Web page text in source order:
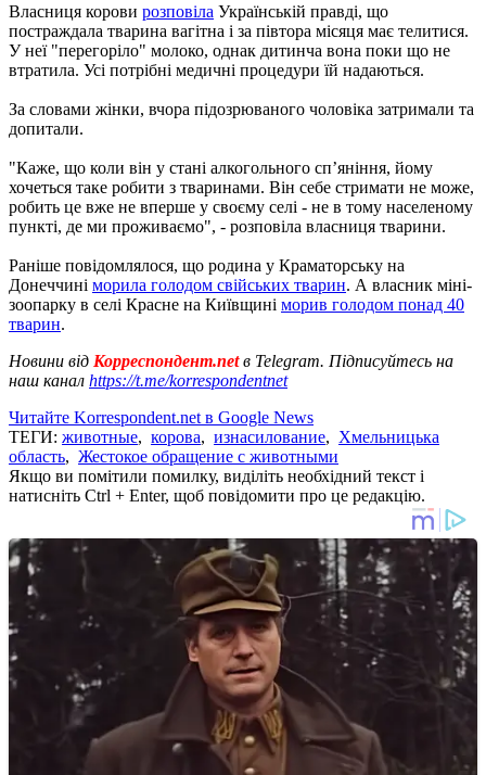
Власниця корови розповіла Українській правді, що
постраждала тварина вагітна і за півтора місяця має телитися.
У неї "перегоріло" молоко, однак дитинча вона поки що не
втратила. Усі потрібні медичні процедури їй надаються.
За словами жінки, вчора підозрюваного чоловіка затримали та
допитали.
"Каже, що коли він у стані алкогольного сп’яніння, йому
хочеться таке робити з тваринами. Він себе стримати не може,
робить це вже не вперше у своєму селі - не в тому населеному
пункті, де ми проживаємо", - розповіла власниця тварини.
Раніше повідомлялося, що родина у Краматорську на
Донеччині морила голодом свійських тварин. А власник міні-
зоопарку в селі Красне на Київщині морив голодом понад 40
тварин.
Новини від Корреспондент.netв Telegram. Підписуйтесь на
наш канал https://t.me/korrespondentnet
Читайте Korrespondent.net в Google News
ТЕГИ: животные, корова, изнасилование, Хмельницька
область, Жестокое обращение с животными
Якщо ви помітили помилку, виділіть необхідний текст і
натисніть Ctrl + Enter, щоб повідомити про це редакцію.